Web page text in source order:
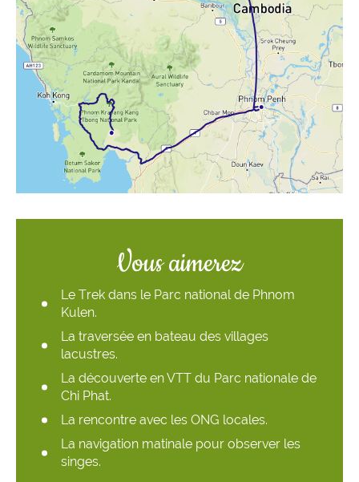
Vous aimerez
Le Trek dans le Parc national de Phnom
Kulen.
La traversée en bateau des villages
lacustres.
La découverte en VTT du Parc nationale de
Chi Phat.
La rencontre avec les ONG locales.
La navigation matinale pour observer les
singes.